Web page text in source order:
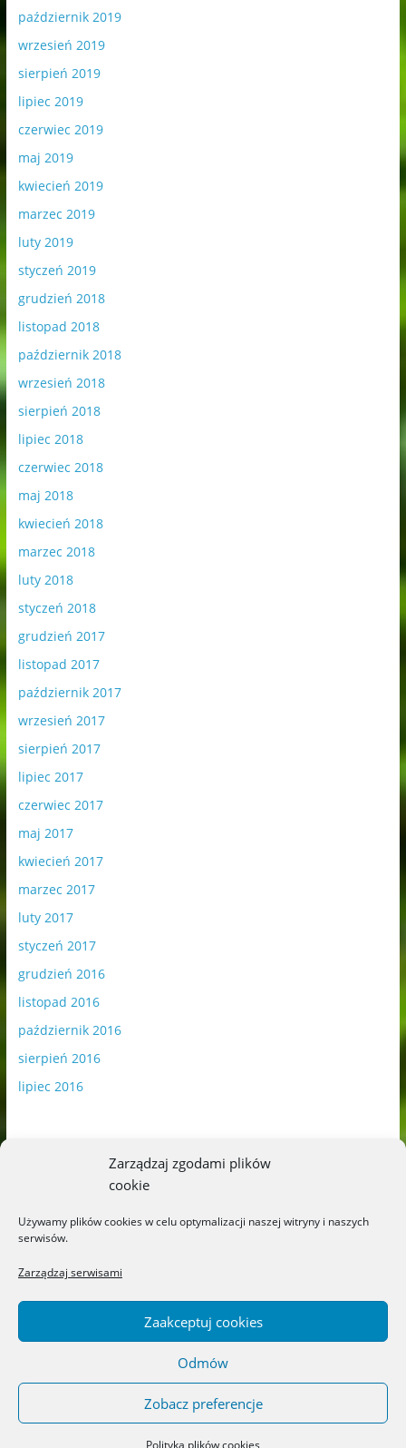
Zarządzaj zgodami plików
cookie
Używamy plików cookies w celu optymalizacji naszej witryny i naszych
serwisów.
Zarządzaj serwisami
Zaakceptuj cookies
Odmów
Zobacz preferencje
Polityka plików cookies
październik 2019
wrzesień 2019
sierpień 2019
lipiec 2019
czerwiec 2019
maj 2019
kwiecień 2019
marzec 2019
luty 2019
styczeń 2019
grudzień 2018
listopad 2018
październik 2018
wrzesień 2018
sierpień 2018
lipiec 2018
czerwiec 2018
maj 2018
kwiecień 2018
marzec 2018
luty 2018
styczeń 2018
grudzień 2017
listopad 2017
październik 2017
wrzesień 2017
sierpień 2017
lipiec 2017
czerwiec 2017
maj 2017
kwiecień 2017
marzec 2017
luty 2017
styczeń 2017
grudzień 2016
listopad 2016
październik 2016
sierpień 2016
lipiec 2016
Blog o książkach dla dzieci i młodzieży –
recenzje i rekomendacje. All rights reserved.
Theme: ColorMag byThemeGrill. Powered by